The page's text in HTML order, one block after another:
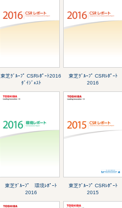
東芝ｸﾞﾙｰﾌﾟ CSRﾚﾎﾟｰﾄ2016
ﾀﾞｲｼﾞｪｽﾄ
東芝ｸﾞﾙｰﾌﾟ CSRﾚﾎﾟｰﾄ
2016
東芝ｸﾞﾙｰﾌﾟ 環境ﾚﾎﾟｰﾄ
2016
東芝ｸﾞﾙｰﾌﾟ CSRﾚﾎﾟｰﾄ
2015